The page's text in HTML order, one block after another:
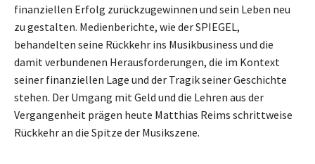
finanziellen Erfolg zurückzugewinnen und sein Leben neu
zu gestalten. Medienberichte, wie der SPIEGEL,
behandelten seine Rückkehr ins Musikbusiness und die
damit verbundenen Herausforderungen, die im Kontext
seiner finanziellen Lage und der Tragik seiner Geschichte
stehen. Der Umgang mit Geld und die Lehren aus der
Vergangenheit prägen heute Matthias Reims schrittweise
Rückkehr an die Spitze der Musikszene.